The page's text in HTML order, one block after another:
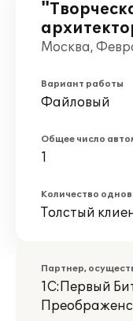
Москва,
Вариант работы
Файловый
Общее число
1
Количество
Толстый
Партнер,
1С:Первый